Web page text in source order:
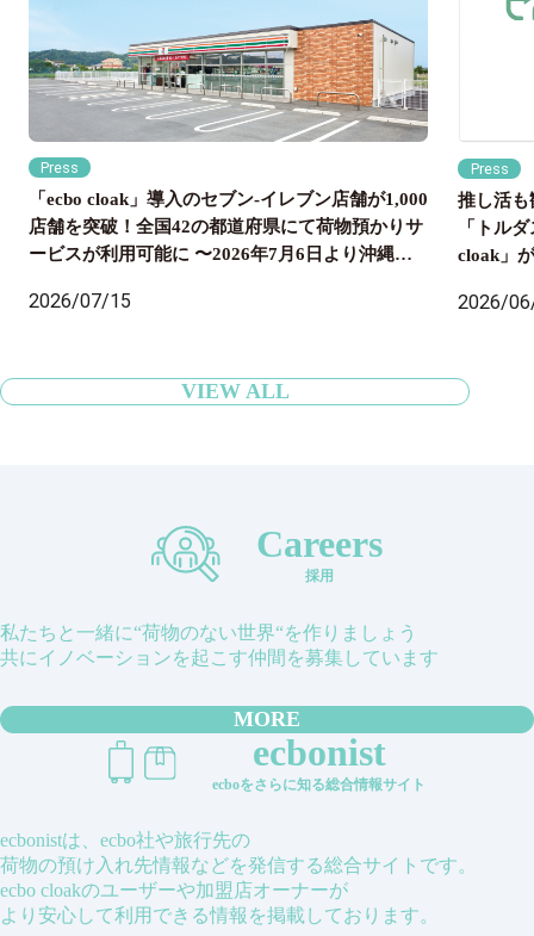
Press
「ecbo cloak」導入のセブン‐イレブン店舗が1,000
店舗を突破！全国42の都道府県にて荷物預かりサ
ービスが利用可能に 〜2026年7月6日より沖縄県
行者の身軽な旅をサポート〜
2026/07/15
Press
推し活
「トル
cloak」
2026/
VIEW ALL
Careers
採用
私たちと一緒に“荷物のない世界“を作りましょう
共にイノベーションを起こす仲間を募集しています
MORE
ecbonist
ecboをさらに知る総合情報サイト
ecbonistは、ecbo社や旅行先の
荷物の預け入れ先情報などを発信する総合サイトです。
ecbo cloakのユーザーや加盟店オーナーが
より安心して利用できる情報を掲載しております。